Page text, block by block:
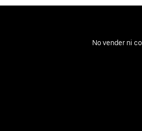
No vender ni